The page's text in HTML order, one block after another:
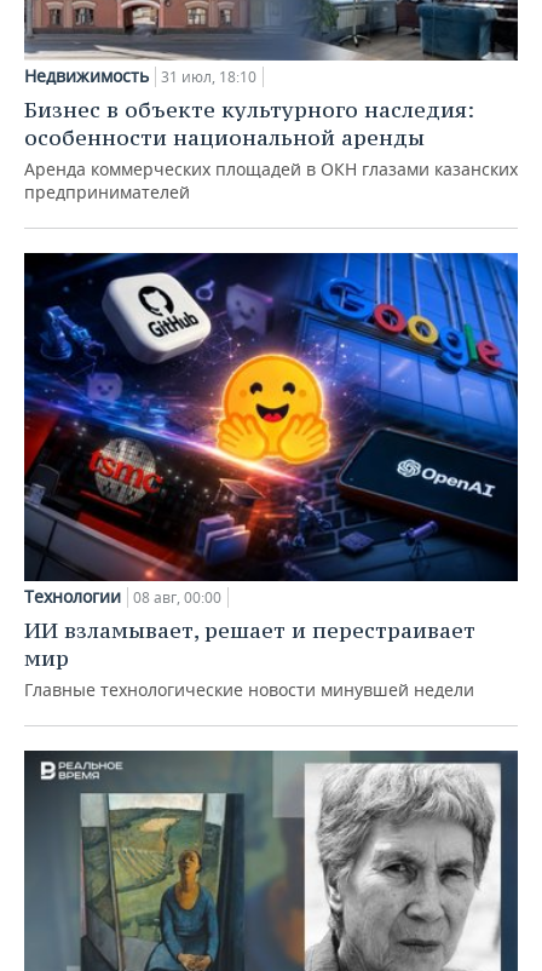
Недвижимость 31 июл, 18:10
Бизнес в объекте культурного наследия:
особенности национальной аренды
Аренда коммерческих площадей в ОКН глазами казанских
предпринимателей
Технологии 08 авг, 00:00
ИИ взламывает, решает и перестраивает
мир
Главные технологические новости минувшей недели